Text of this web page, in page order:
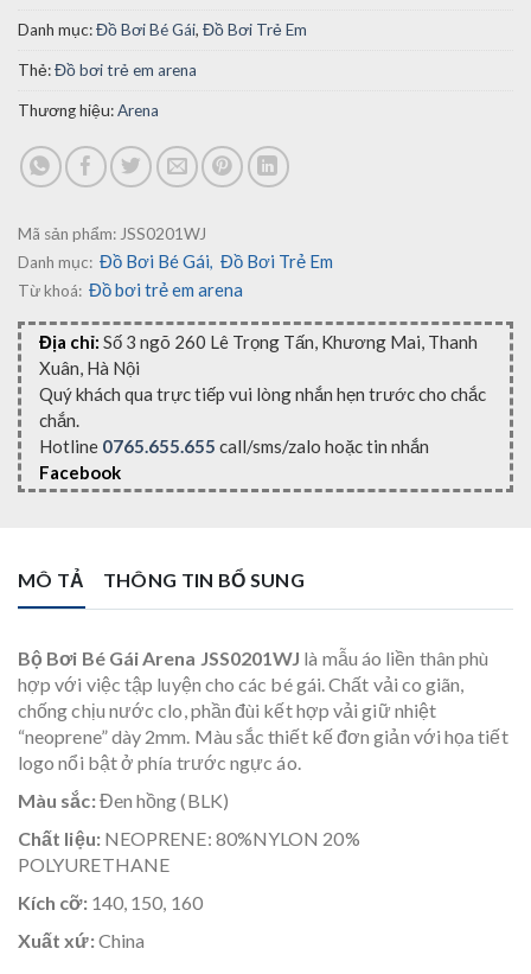
Danh mục:Đồ Bơi Bé Gái, Đồ Bơi Trẻ Em
Thẻ:Đồ bơi trẻ em arena
Thương hiệu:Arena
Mã sản phẩm:JSS0201WJ
Danh mục: Đồ Bơi Bé Gái, Đồ Bơi Trẻ Em
Từ khoá: Đồ bơi trẻ em arena
Địa chỉ: Số 3 ngõ 260 Lê Trọng Tấn, Khương Mai, Thanh
Xuân, Hà Nội
Quý khách qua trực tiếp vui lòng nhắn hẹn trước cho chắc
chắn.
Hotline 0765.655.655 call/sms/zalo hoặc tin nhắn
Facebook
MÔ TẢ THÔNG TIN BỔ SUNG
Bộ Bơi Bé Gái Arena JSS0201WJ là mẫu áo liền thân phù
hợp với việc tập luyện cho các bé gái. Chất vải co giãn,
chống chịu nước clo, phần đùi kết hợp vải giữ nhiệt
“neoprene” dày 2mm. Màu sắc thiết kế đơn giản với họa tiết
logo nổi bật ở phía trước ngực áo.
Màu sắc:Đen hồng (BLK)
Chất liệu: NEOPRENE: 80%NYLON 20%
POLYURETHANE
Kích cỡ:140, 150, 160
Xuất xứ:China